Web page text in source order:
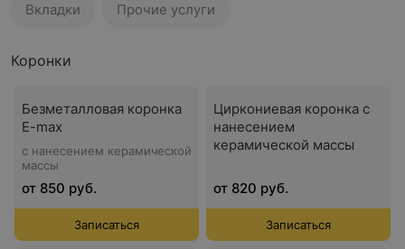
Вкладки Прочие услуги
Коронки
Безметалловая коронка
E-max
с нанесением керамической
массы
от 850 руб.
Записаться
Циркониевая коронка с
нанесением
керамической массы
от 820 руб.
Записаться